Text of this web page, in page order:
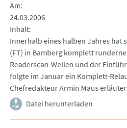
Am
24.03.2006
Inhalt
Innerhalb eines halben Jahres hat
(FT) in Bamberg komplett
Readerscan-Wellen und der
folgte im Januar ein Komplett-
Chefredakteur Armin Maus
Datei herunterladen